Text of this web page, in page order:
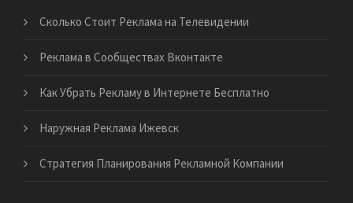
Сколько Стоит Реклама на Телевидении
Реклама в Сообществах Вконтакте
Как Убрать Рекламу в Интернете Бесплатно
Наружная Реклама Ижевск
Стратегия Планирования Рекламной Компании